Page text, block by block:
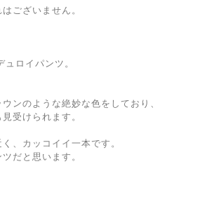
ございません。
ロイパンツ。
ンのような絶妙な色をしており、
受けられます。
、カッコイイ一本です。
だと思います。